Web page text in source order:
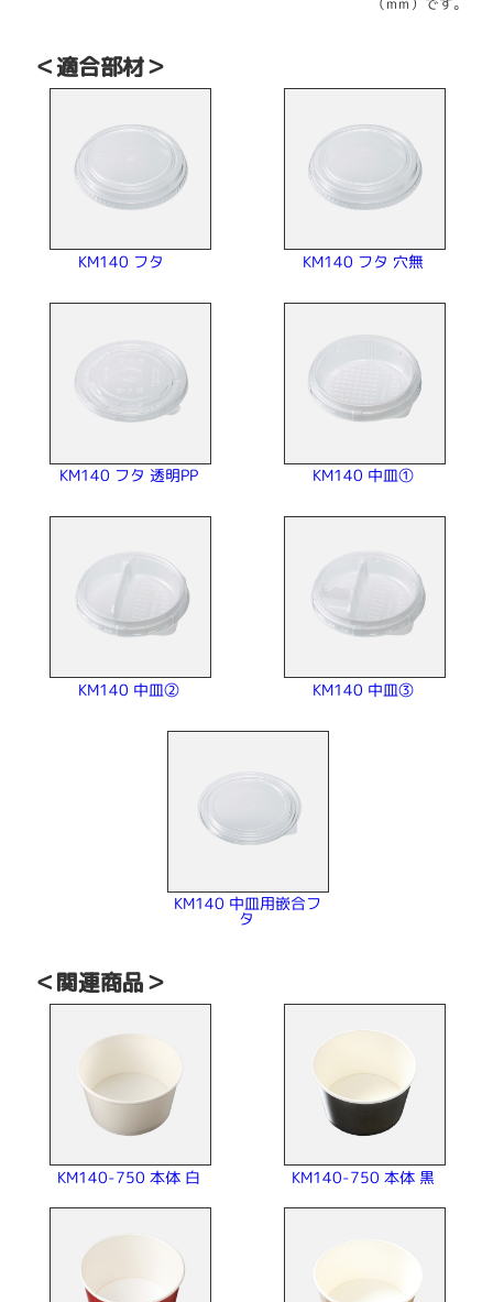
（mm）です。
＜適合部材＞
KM140 フタ KM140 フタ 穴無
KM140 フタ 透明PP KM140 中皿①
KM140 中皿② KM140 中皿③
KM140 中皿用嵌合フ
タ
＜関連商品＞
KM140-750 本体 白 KM140-750 本体 黒